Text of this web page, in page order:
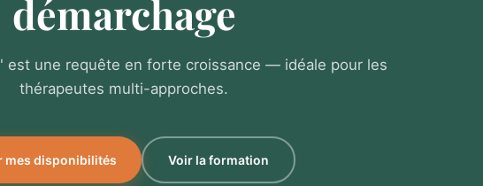
démarchage
est une requête en forte croissance — idéale pour les
thérapeutes multi-approches.
mes disponibilités Voir la formation